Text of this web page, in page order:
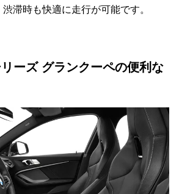
滞時も快適に走行が可能です。
ーズ グランクーペの便利な